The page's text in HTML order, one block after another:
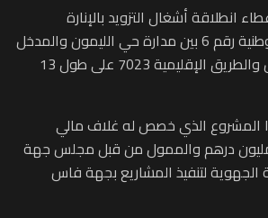
انطلاقة أشغال التزويد بالإنارة
العمومية بالطريق الوطنية رقم 6 بين مدارة حي الليمون والمدخل
الغربي لمدينة مكناس والطريق الإقليمية 7023 على طول 13
المشروع الذي خصص له غلاف مالي
قدره 20.76 مليون درهم والممول من قبل مجلس جهة
لتنفيذ المشاريع بجهة فاس